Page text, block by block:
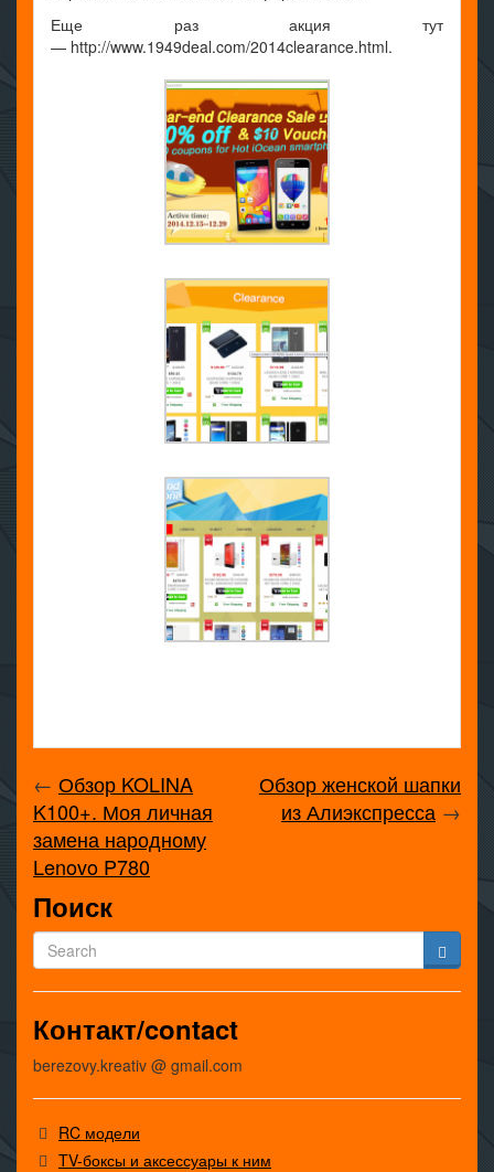
Еще раз акция тут
— http://www.1949deal.com/2014clearance.html.
← Обзор KOLINA
K100+. Моя личная
замена народному
Lenovo P780
Обзор женской шапки
из Алиэкспресса →
Поиск
Контакт/contact
berezovy.kreativ @ gmail.com
RC модели
TV-боксы и аксессуары к ним